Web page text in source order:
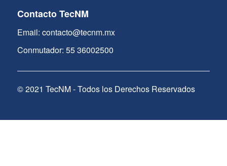
Contacto TecNM
Email: contacto@tecnm.mx
Conmutador: 55 36002500
© 2021 TecNM - Todos los Derechos Reservados